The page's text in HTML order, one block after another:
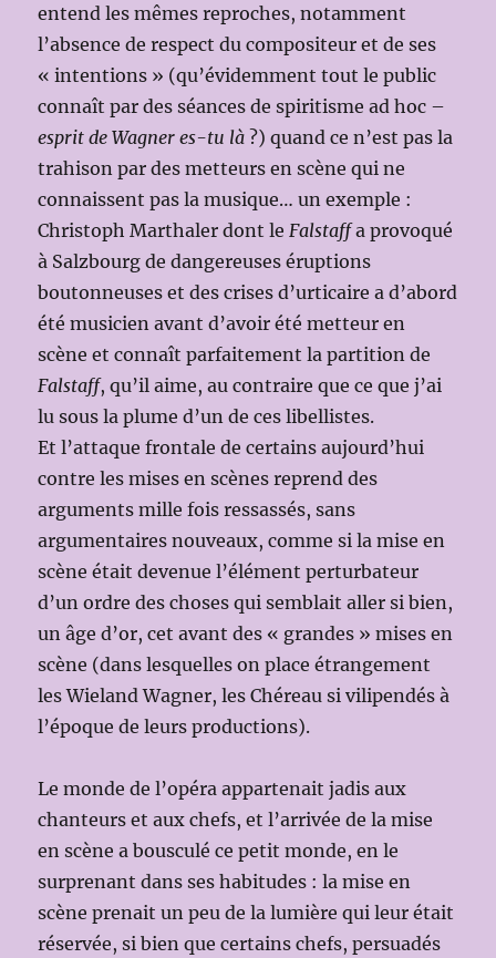
entend les mêmes reproches, notamment
l’absence de respect du compositeur et de ses
« intentions » (qu’évidemment tout le public
connaît par des séances de spiritisme ad hoc –
esprit de Wagner es-tu là ?) quand ce n’est pas la
trahison par des metteurs en scène qui ne
connaissent pas la musique… un exemple :
Christoph Marthaler dont le Falstaffa provoqué
à Salzbourg de dangereuses éruptions
boutonneuses et des crises d’urticaire a d’abord
été musicien avant d’avoir été metteur en
scène et connaît parfaitement la partition de
Falstaff, qu’il aime, au contraire que ce que j’ai
lu sous la plume d’un de ces libellistes.
Et l’attaque frontale de certains aujourd’hui
contre les mises en scènes reprend des
arguments mille fois ressassés, sans
argumentaires nouveaux, comme si la mise en
scène était devenue l’élément perturbateur
d’un ordre des choses qui semblait aller si bien,
un âge d’or, cet avant des « grandes » mises en
scène (dans lesquelles on place étrangement
les Wieland Wagner, les Chéreau si vilipendés à
l’époque de leurs productions).
Le monde de l’opéra appartenait jadis aux
chanteurs et aux chefs, et l’arrivée de la mise
en scène a bousculé ce petit monde, en le
surprenant dans ses habitudes : la mise en
scène prenait un peu de la lumière qui leur était
réservée, si bien que certains chefs, persuadés